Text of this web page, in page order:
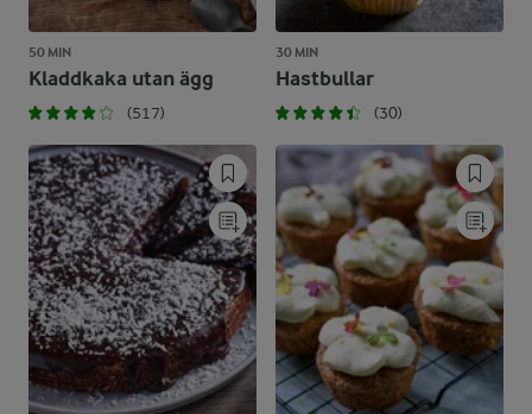
50 MIN
Kladdkaka utan ägg
(517)
30 MIN
Hastbullar
(30)